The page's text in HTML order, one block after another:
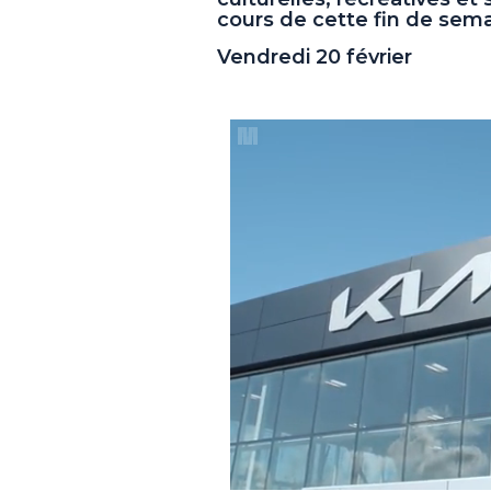
cours de cette fin de
Vendredi 20 février